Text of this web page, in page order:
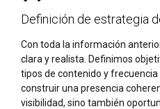
Definición de estrategia
Con toda la información
clara y realista. Definimos
tipos de contenido y frecuencia
construir una presencia
visibilidad, sino también